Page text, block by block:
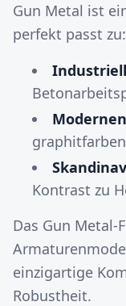
Gun Metal ist
perfekt passt zu:
Kontrast zu
Das Gun Metal-
einzigartige
Robustheit.